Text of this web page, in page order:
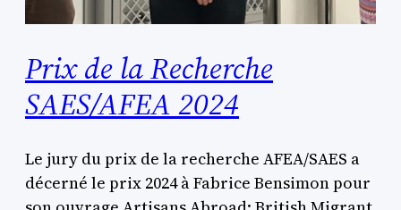
Prix de la Recherche
SAES/AFEA 2024
Le jury du prix de la recherche AFEA/SAES a
décerné le prix 2024 à Fabrice Bensimon pour